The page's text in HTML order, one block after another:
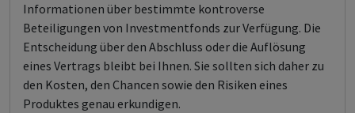
Informationen über bestimmte kontroverse
Beteiligungen von Investmentfonds zur Verfügung. Die
Entscheidung über den Abschluss oder die Auflösung
eines Vertrags bleibt bei Ihnen. Sie sollten sich daher zu
den Kosten, den Chancen sowie den Risiken eines
Produktes genau erkundigen.